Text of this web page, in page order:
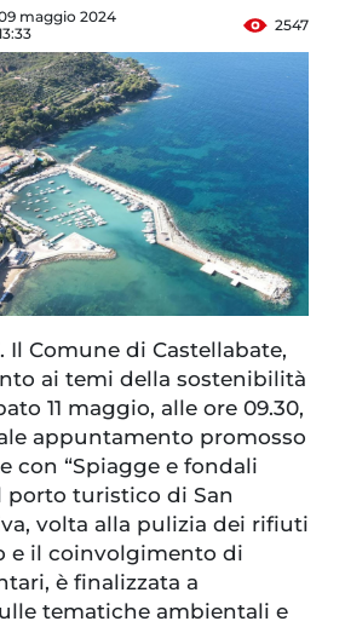
maggio 2024
2547
Il Comune di Castellabate,
ai temi della sostenibilità
11 maggio, alle ore 09.30,
appuntamento promosso
con “Spiagge e fondali
porto turistico di San
volta alla pulizia dei rifiuti
e il coinvolgimento di
è finalizzata a
tematiche ambientali e